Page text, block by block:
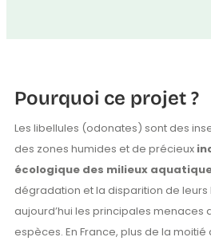
Pourquoi ce projet ?
Les libellules (odonates) sont des
des zones humides et de précieux
écologique des milieux
dégradation et la disparition de
aujourd’hui les principales menaces
espèces. En France, plus de la